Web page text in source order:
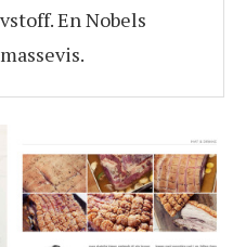
En Nobels